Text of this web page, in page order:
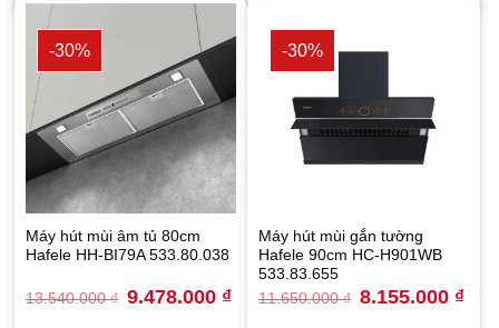
-30%
Máy hút mùi âm tủ 80cm
Hafele HH-BI79A 533.80.038
13.540.000₫ Original
price
9.478.000 ₫Current
price
-30%
Máy hút mùi gắn tường
Hafele 90cm HC-H901WB
533.83.655
11.650.000₫ Original
price
8.155.000 ₫